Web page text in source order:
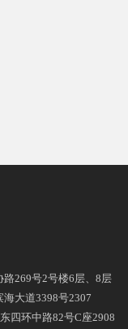
269号2号楼6层、8层
大道3398号2307
四环中路82号C座2908